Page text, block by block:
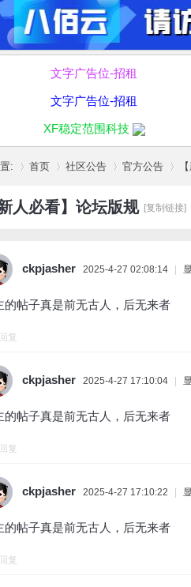
文字广告位-招租
文字广告位-招租
XF稳定范围科技
: 首页 社区公告 官方公告
新人必看】论坛版规 [复制链接]
ckpjasher 2025-4-27 02:08:14
的帖子真是前无古人，后无来者
回复
ckpjasher 2025-4-27 17:10:04
的帖子真是前无古人，后无来者
回复
ckpjasher 2025-4-27 17:10:22
的帖子真是前无古人，后无来者
回复